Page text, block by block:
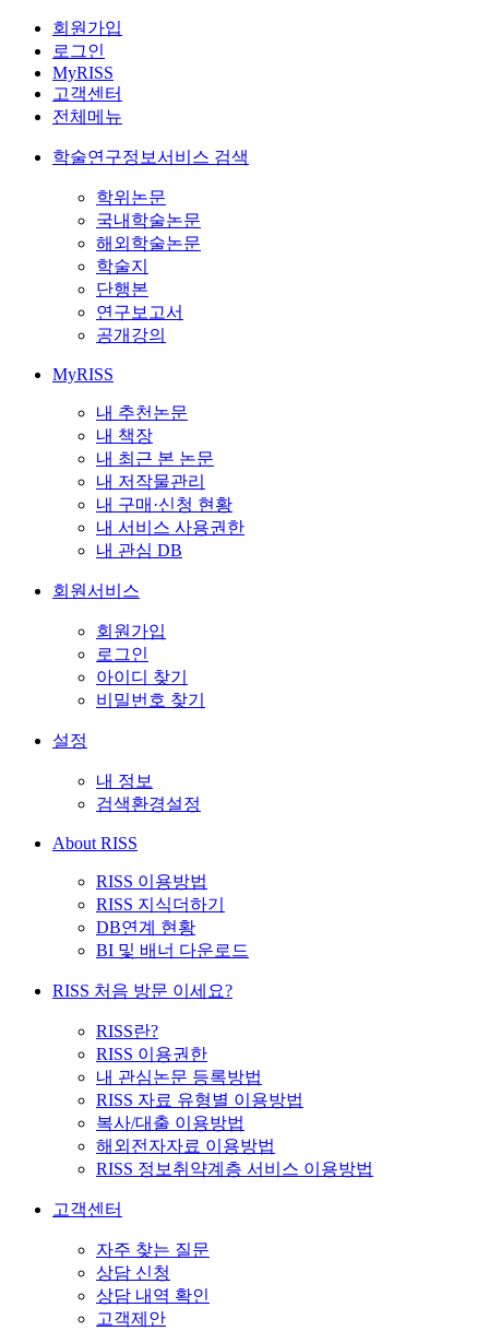
회원가입
로그인
MyRISS
고객센터
전체메뉴
학술연구정보서비스 검색
학위논문
국내학술논문
해외학술논문
학술지
단행본
연구보고서
공개강의
MyRISS
내 추천논문
내 책장
내 최근 본 논문
내 저작물관리
내 구매·신청 현황
내 서비스 사용권한
내 관심 DB
회원서비스
회원가입
로그인
아이디 찾기
비밀번호 찾기
설정
내 정보
검색환경설정
About RISS
RISS 이용방법
RISS 지식더하기
DB연계 현황
BI 및 배너 다운로드
RISS 처음 방문 이세요?
RISS란?
RISS 이용권한
내 관심논문 등록방법
RISS 자료 유형별 이용방법
복사/대출 이용방법
해외전자자료 이용방법
RISS 정보취약계층 서비스 이용방법
고객센터
자주 찾는 질문
상담 신청
상담 내역 확인
고객제안